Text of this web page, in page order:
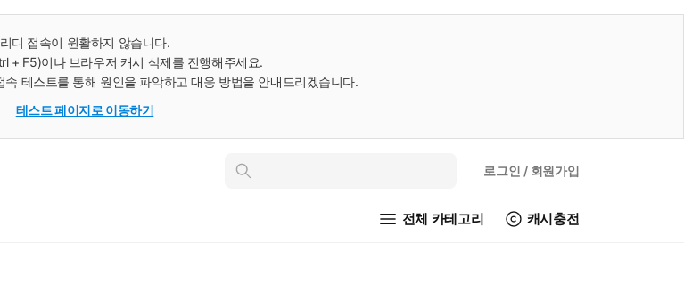
리디 접속이 원활하지 않습니다.
+ F5)이나 브라우저 캐시 삭제를 진행해주세요.
테스트를 통해 원인을 파악하고 대응 방법을 안내드리겠습니다.
테스트 페이지로 이동하기
인
로그인 / 회원가입
전체 카테고리 캐시충전